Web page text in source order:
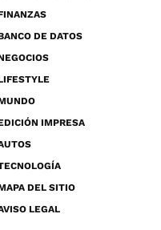
DE DATOS
IMPRESA
DEL SITIO
LEGAL